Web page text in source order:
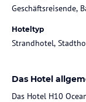
Geschäftsreisende,
Hoteltyp
Strandhotel,
Das Hotel
Das Hotel H10